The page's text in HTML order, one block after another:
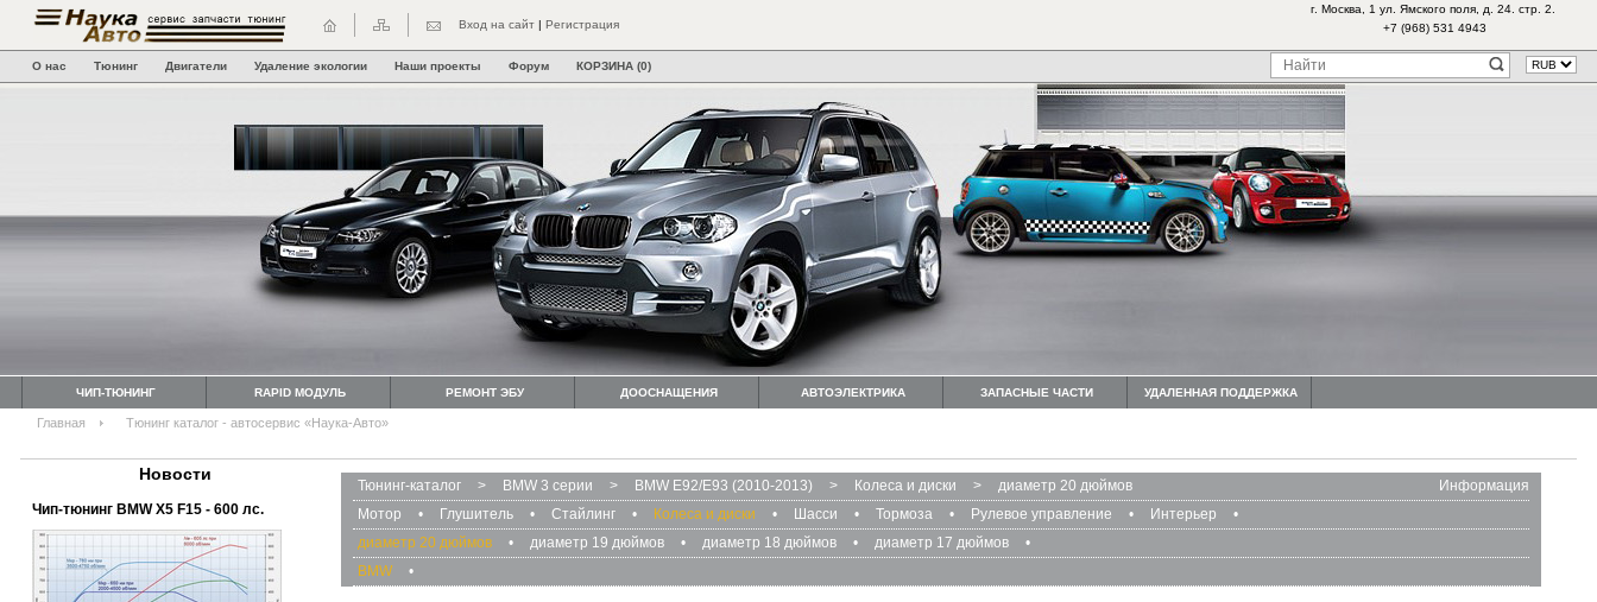
Вход на сайт | Регистрация
г. Москва, 1 ул. Ямского поля, д. 24. стр. 2.
+7 (968) 531 4943
О нас Тюнинг Двигатели Удаление экологии Наши проекты Форум КОРЗИНА (0)
ЧИП-ТЮНИНГ RAPID МОДУЛЬ РЕМОНТ ЭБУ ДООСНАЩЕНИЯ АВТОЭЛЕКТРИКА ЗАПАСНЫЕ ЧАСТИ УДАЛЕННАЯ ПОДДЕРЖКА
Главная Тюнинг каталог - автосервис «Наука-Авто»
Новости
Чип-тюнинг BMW Х5 F15 - 600 лс.
Информация
Тюнинг-каталог > BMW 3 серии > BMW E92/E93 (2010-2013) > Колеса и диски >
диаметр 20 дюймов
Мотор
• Глушитель • Стайлинг • Колеса и диски • Шасси • Тормоза • Рулевое управление • Интерьер
•
диаметр 20 дюймов
• диаметр 19 дюймов • диаметр 18 дюймов • диаметр 17 дюймов
•
BMW
•